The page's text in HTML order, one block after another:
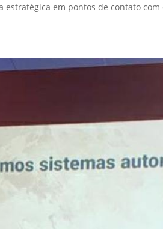
em pontos de contato